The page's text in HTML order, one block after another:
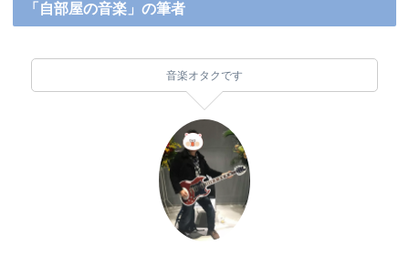
「自部屋の音楽」の筆者
音楽オタクです